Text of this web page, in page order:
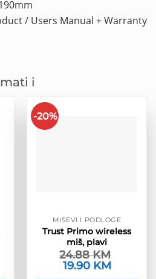
/ Users Manual + Warranty
i
-20%
MIŠEVI I PODLOGE
Trust Primo wireless
miš, plavi
24.88KM
Izvorna
cijena
19.90 KM